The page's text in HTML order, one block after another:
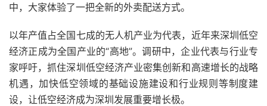
中，大家体验了一把全新的外卖配送方式。
以年产值占全国七成的无人机产业为代表，近年来深圳低空
经济正成为全国产业的“高地”。调研中，企业代表与行业专
家呼吁，抓住深圳低空经济产业密集创新和高速增长的战略
机遇，加快低空领域的基础设施建设和行业规则等制度建
设，让低空经济成为深圳发展重要增长极。